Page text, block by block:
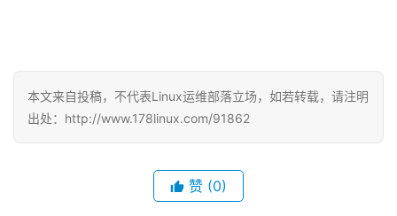
本文来自投稿，不代表Linux运维部落立场，如若转载，请注明
出处：http://www.178linux.com/91862
赞 (0)